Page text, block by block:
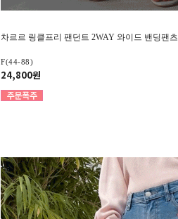
차르르 링클프리 팬던트 2WAY 와이드 밴딩팬츠
F(44-88)
24,800원